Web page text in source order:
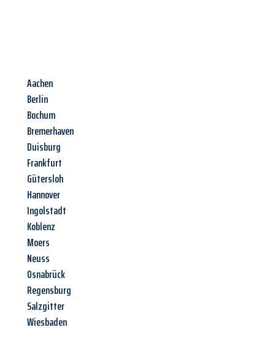
Aachen
Berlin
Bochum
Bremerhaven
Duisburg
Frankfurt
Gütersloh
Hannover
Ingolstadt
Koblenz
Moers
Neuss
Osnabrück
Regensburg
Salzgitter
Wiesbaden